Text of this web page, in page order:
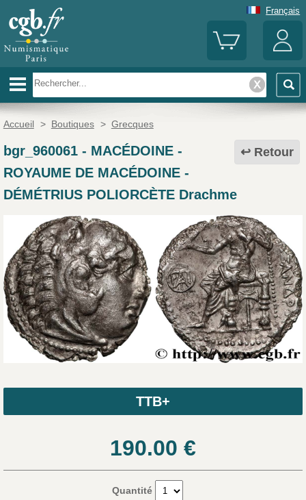
Français
Accueil > Boutiques > Grecques
Retour
bgr_960061- MACÉDOINE -
ROYAUME DE MACÉDOINE -
DÉMÉTRIUS POLIORCÈTE Drachme
TTB+
190.00 €
Quantité